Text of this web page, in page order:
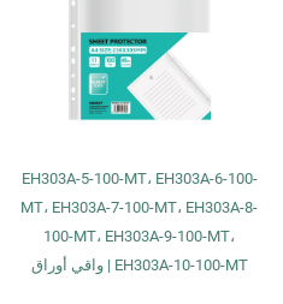
EH303A-5-100-MT، EH303A-6-100-
MT، EH303A-7-100-MT، EH303A-8-
100-MT، EH303A-9-100-MT،
EH303A-10-100-MT | واقي أوراق